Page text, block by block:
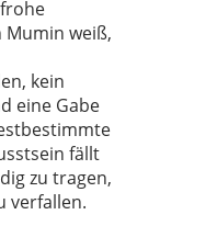
Mumin weiß,
kein
eine Gabe
fällt
zu tragen,
verfallen.